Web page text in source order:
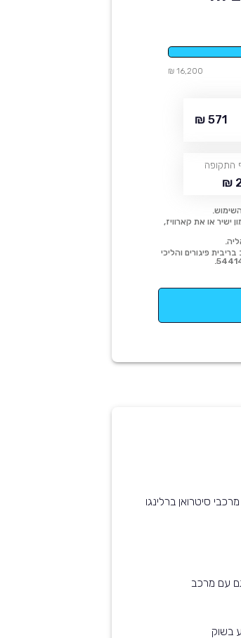
16,200 ₪
571 ₪
התקופה
ישיר או את קארוויז,
פיגורים והליכי
כדאי לשים לב שרכב זה בעל גיר אוטומטי בניגוד ל-81% מרכבי סיטרואן ברלינגו
עם מרכב